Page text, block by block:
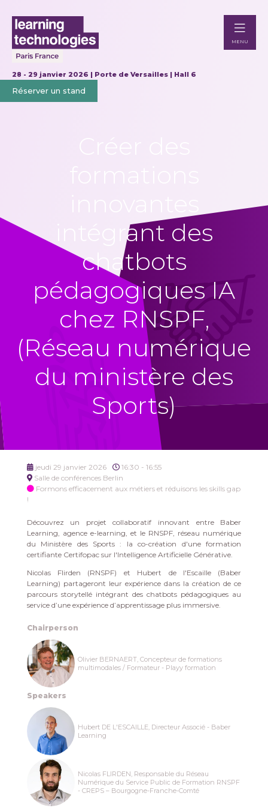
28 - 29 janvier 2026 | Porte de Versailles | Hall 6
Réserver un stand
MENU
intégrant des
chatbots
pédagogiques IA
chez RNSPF,
(Réseau numérique
du ministère des
Sports)
jeudi 29 janvier 2026
16:30 - 16:55
Salle de conférences Berlin
Formons efficacement aux métiers et réduisons les skills gap
!
Découvrez un projet collaboratif innovant entre Baber
Learning, agence e-learning, et le RNSPF, réseau numérique
du Ministère des Sports : la co-création d'une formation
certifiante Certifopac sur l'Intelligence Artificielle Générative.
Nicolas Flirden (RNSPF) et Hubert de l'Escaille (Baber
Learning) partageront leur expérience dans la création de ce
parcours storytellé intégrant des chatbots pédagogiques au
service d’une expérience d’apprentissage plus immersive.
Chairperson
Olivier BERNAERT, Concepteur de formations
multimodales / Formateur - Playy formation
Speakers
Hubert DE L'ESCAILLE, Directeur Associé - Baber
Learning
Nicolas FLIRDEN, Responsable du Réseau
Numérique du Service Public de Formation RNSPF
- CREPS – Bourgogne-Franche-Comté